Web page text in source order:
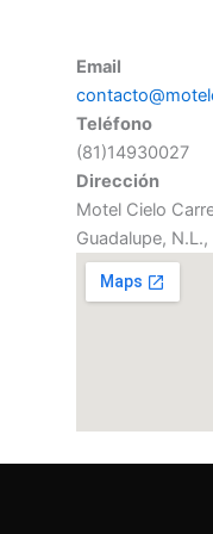
Email
Teléfono
(81)14930027
Dirección
Motel Cielo
Guadalupe,